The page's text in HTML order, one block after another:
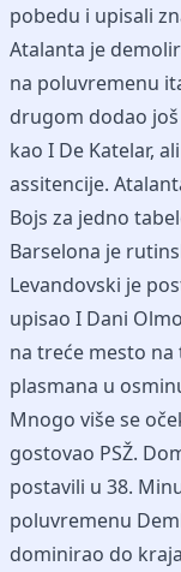
pobedu i upisali
Atalanta je
na poluvremenu
drugom dodao
kao I De Katelar,
assitencije.
Bojs za jedno
Barselona je
Levandovski je
upisao I Dani
na treće mesto
plasmana u
Mnogo više se
gostovao PSŽ.
postavili u 38.
poluvremenu
dominirao do